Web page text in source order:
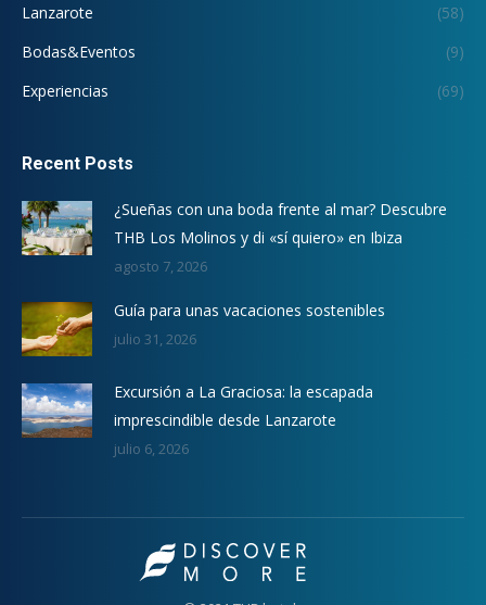
Lanzarote
(58)
Bodas&Eventos
(9)
Experiencias
(69)
Recent Posts
¿Sueñas con una boda frente al mar? Descubre
THB Los Molinos y di «sí quiero» en Ibiza
agosto 7, 2026
Guía para unas vacaciones sostenibles
julio 31, 2026
Excursión a La Graciosa: la escapada
imprescindible desde Lanzarote
julio 6, 2026